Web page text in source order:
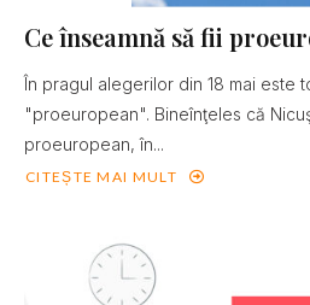
Ce înseamnă să fii
În pragul alegerilor din 18 mai este
"proeuropean". Bineînţeles că
proeuropean, în...
CITEȘTE MAI MULT